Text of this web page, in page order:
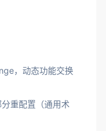
，动态功能交换
重配置（通用术